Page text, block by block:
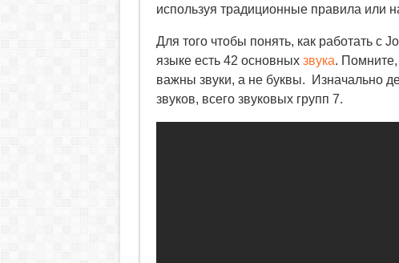
используя традиционные правила или
Для того чтобы понять, как работать с
языке есть 42 основных звука. Помните,
важны звуки, а не буквы. Изначально
звуков, всего звуковых групп 7.